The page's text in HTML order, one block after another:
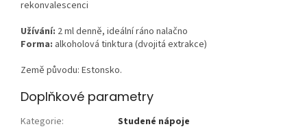
rekonvalescenci
Užívání: 2 ml denně, ideální ráno nalačno
Forma: alkoholová tinktura (dvojitá extrakce)
Země původu: Estonsko.
Doplňkové parametry
Kategorie:
Studené nápoje